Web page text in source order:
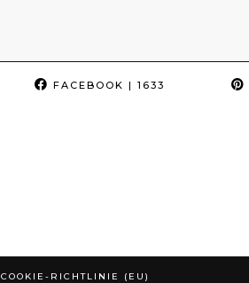
FACEBOOK | 1633
COOKIE-RICHTLINIE (EU)